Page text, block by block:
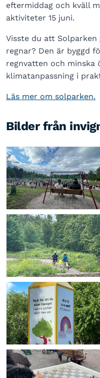
eftermiddag och kväll
aktiviteter 15 juni.
Visste du att
regnar? Den är byggd
regnvatten och minska
klimatanpassning i
Läs mer om solparken.
Bilder från